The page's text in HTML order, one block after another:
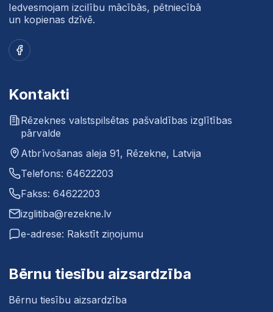
Iedvesmojam izcilību mācībās, pētniecībā
un kopienas dzīvē.
Facebook
Kontakti
Rēzeknes valstspilsētas pašvaldības izglītības
pārvalde
Atbrīvošanas aleja 91, Rēzekne, Latvija
Telefons: 64622203
Fakss: 64622203
izglitiba@rezekne.lv
e-adrese: Rakstīt ziņojumu
Bērnu tiesību aizsardzība
Bērnu tiesību aizsardzība